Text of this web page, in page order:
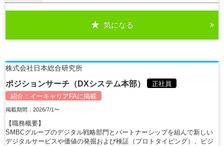
気になる
株式会社日本総合研究所
ポジションサーチ（DXシステム本部）
正社員
紹介： イーキャリアFAに掲載
掲載期間：2026/7/1〜
【職務概要】
SMBCグループのデジタル戦略部門とパートナーシップを組んで新しい
デジタルサービスや価値の発掘および検証（プロトタイピング）、ビジ